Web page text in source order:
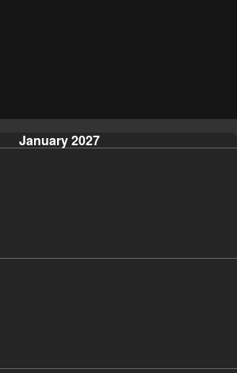
January 2027